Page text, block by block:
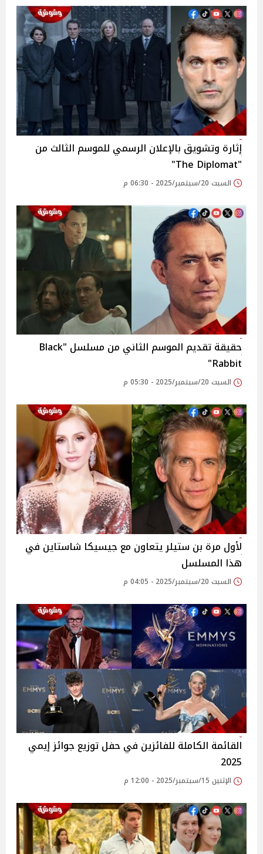
إثارة وتشويق بالإعلان الرسمي للموسم الثالث من
"The Diplomat"
السبت 20/سبتمبر/2025 - 06:30 م
حقيقة تقديم الموسم الثاني من مسلسل "Black
Rabbit"
السبت 20/سبتمبر/2025 - 05:30 م
لأول مرة بن ستيلر يتعاون مع جيسيكا شاستاين في
هذا المسلسل
السبت 20/سبتمبر/2025 - 04:05 م
القائمة الكاملة للفائزين في حفل توزيع جوائز إيمي
2025
الإثنين 15/سبتمبر/2025 - 12:00 م